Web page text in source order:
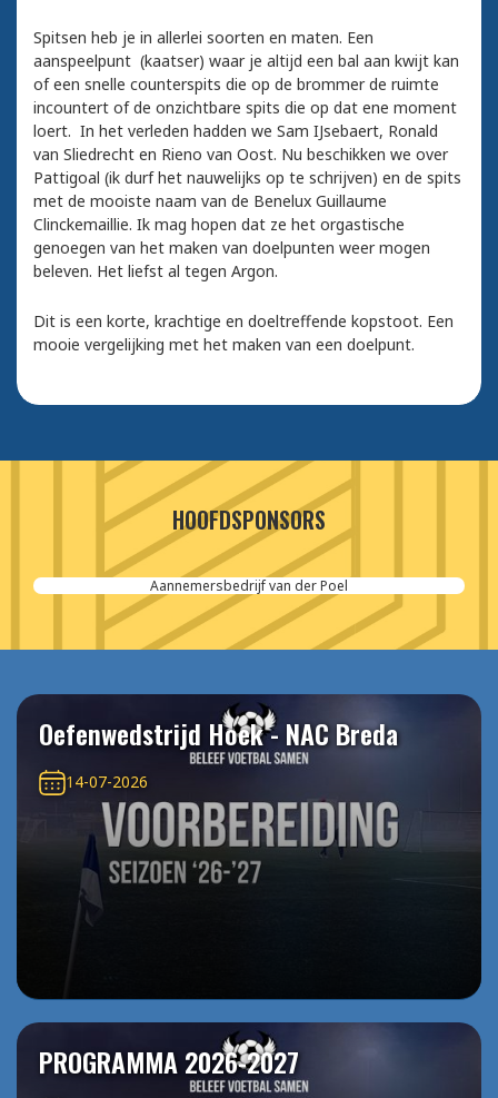
Spitsen heb je in allerlei soorten en maten. Een
aanspeelpunt (kaatser) waar je altijd een bal aan kwijt kan
of een snelle counterspits die op de brommer de ruimte
incountert of de onzichtbare spits die op dat ene moment
loert. In het verleden hadden we Sam IJsebaert, Ronald
van Sliedrecht en Rieno van Oost. Nu beschikken we over
Pattigoal (ik durf het nauwelijks op te schrijven) en de spits
met de mooiste naam van de Benelux Guillaume
Clinckemaillie. Ik mag hopen dat ze het orgastische
genoegen van het maken van doelpunten weer mogen
beleven. Het liefst al tegen Argon.
Dit is een korte, krachtige en doeltreffende kopstoot. Een
mooie vergelijking met het maken van een doelpunt.
HOOFDSPONSORS
Aannemersbedrijf van der Poel
Oefenwedstrijd Hoek - NAC Breda
14-07-2026
PROGRAMMA 2026-2027